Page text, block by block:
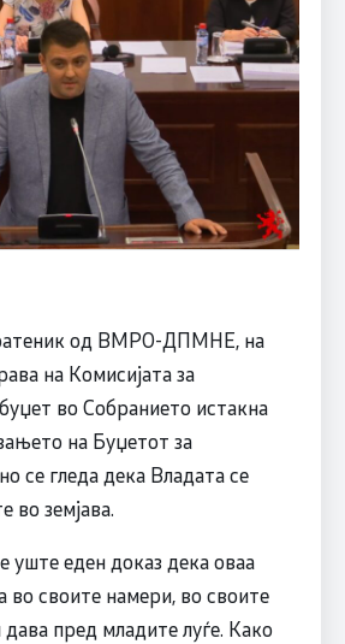
од ВМРО-ДПМНЕ, на
на Комисијата за
во Собранието истакна
на Буџетот за
се гледа дека Владата се
во земјава.
уште еден доказ дека оваа
во своите намери, во своите
пред младите луѓе. Како